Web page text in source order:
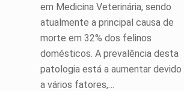
em Medicina Veterinária, sendo
atualmente a principal causa de
morte em 32% dos felinos
domésticos. A prevalência desta
patologia está a aumentar devido
a vários fatores,…